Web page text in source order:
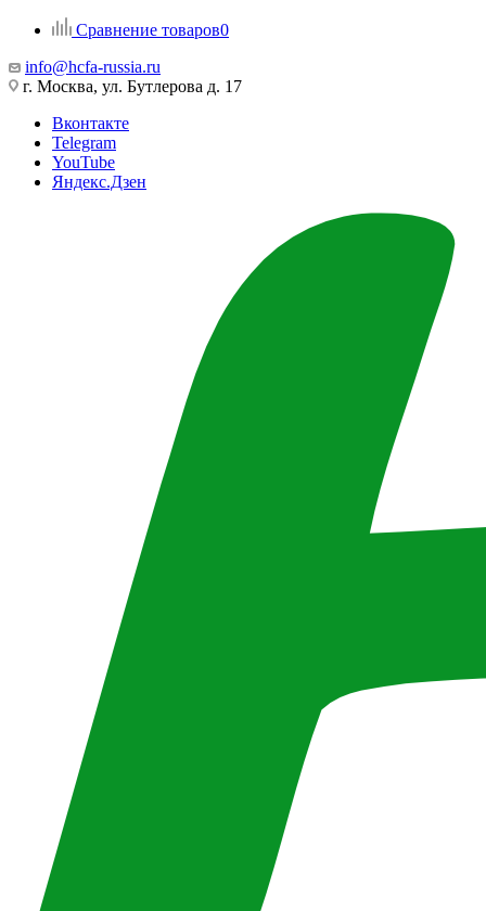
Сравнение товаров0
info@hcfa-russia.ru
г. Москва, ул. Бутлерова д. 17
Вконтакте
Telegram
YouTube
Яндекс.Дзен